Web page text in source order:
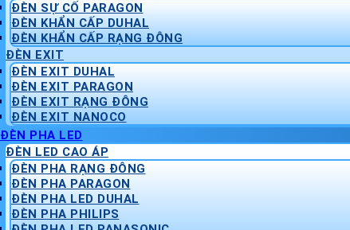
ĐÈN SỰ CỐ PARAGON
ĐÈN KHẨN CẤP DUHAL
ĐÈN KHẨN CẤP RẠNG ĐÔNG
ĐÈN EXIT
ĐÈN EXIT DUHAL
ĐÈN EXIT PARAGON
ĐÈN EXIT RẠNG ĐÔNG
ĐÈN EXIT NANOCO
ĐÈN PHA LED
ĐÈN LED CAO ÁP
ĐÈN PHA RẠNG ĐÔNG
ĐÈN PHA PARAGON
ĐÈN PHA LED DUHAL
ĐÈN PHA PHILIPS